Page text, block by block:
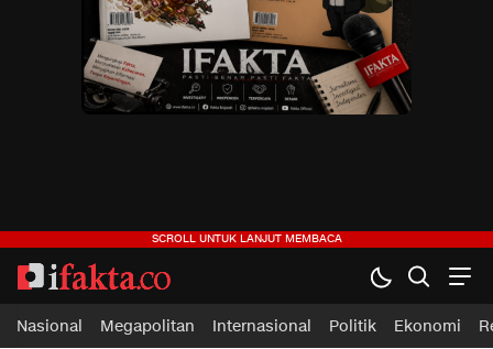
ifakta.co
#pastibenar
Nasional Megapolitan Internasional Politik Ekonomi